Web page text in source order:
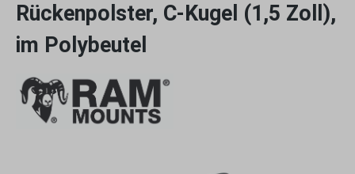
Rückenpolster, C-Kugel (1,5 Zoll),
im Polybeutel